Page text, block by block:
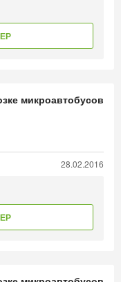
микроавтобусов
28.02.2016